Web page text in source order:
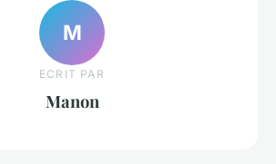
M
ECRIT PAR
Manon